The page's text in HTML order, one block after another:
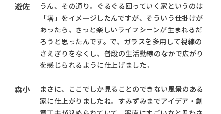
遊佐
うん、その通り。ぐるぐる回っていく家というのは
「塔」をイメージしたんですが、そういう仕掛けが
あったら、きっと楽しいライフシーンが生まれるだ
ろうと思ったんです。で、ガラスを多用して視線の
さえぎりをなくし、普段の生活動線のなかで広がり
を感じられるように仕上げました。
森小
まさに、ここでしか見ることのできない風景のある
家に仕上がりましたね。すみずみまでアイデア・創